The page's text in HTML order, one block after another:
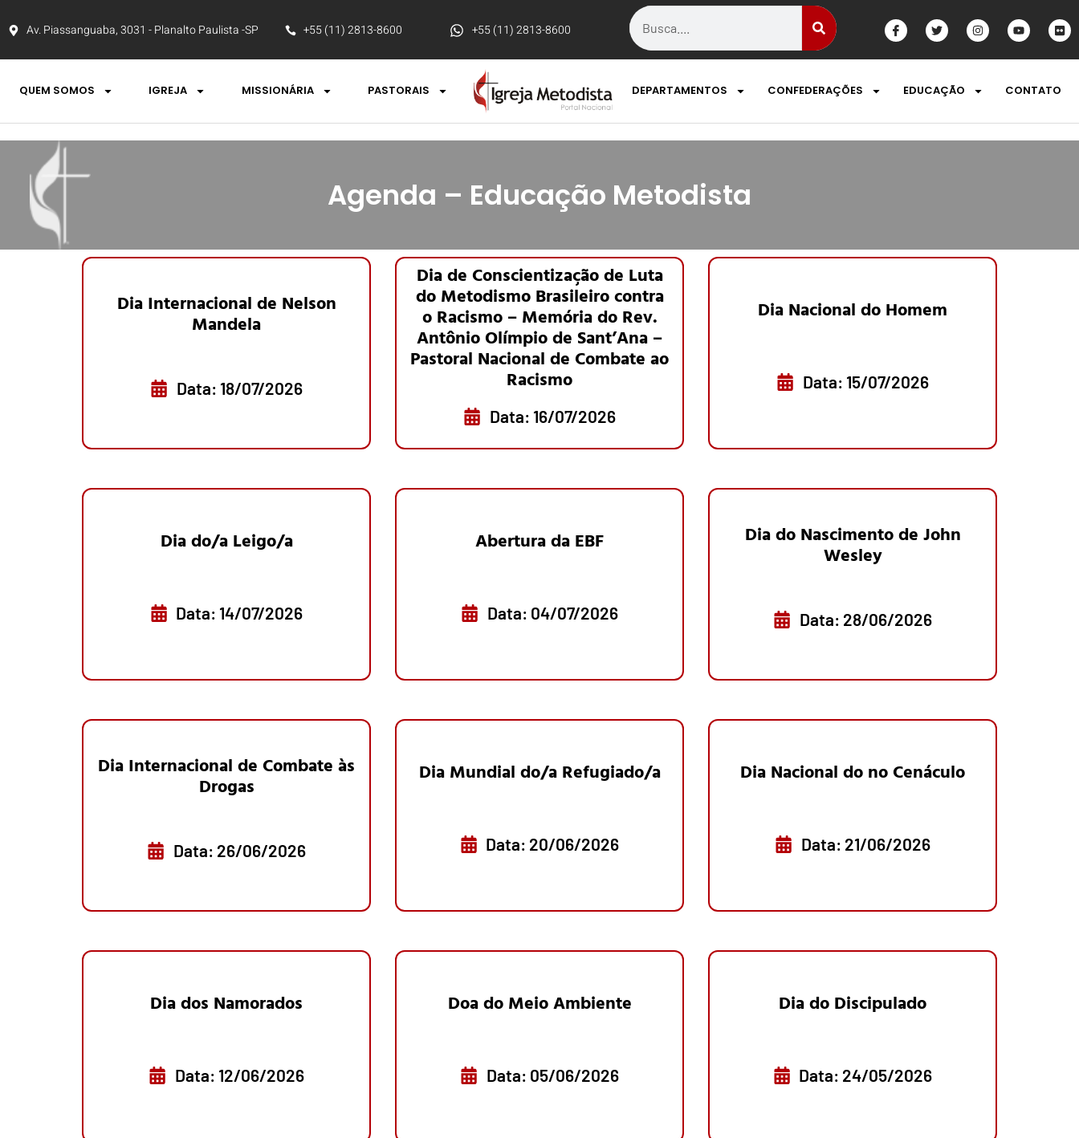
Av. Piassanguaba, 3031 - Planalto Paulista -SP +55 (11) 2813-8600 +55 (11) 2813-8600
QUEM SOMOS IGREJA MISSIONÁRIA PASTORAIS DEPARTAMENTOS CONFEDERAÇÕES EDUCAÇÃO CONTATO
Agenda – Educação Metodista
Dia Internacional de Nelson
Mandela
Data: 18/07/2026
Dia de Conscientização de Luta
do Metodismo Brasileiro contra
o Racismo – Memória do Rev.
Antônio Olímpio de Sant’Ana –
Pastoral Nacional de Combate ao
Racismo
Data: 16/07/2026
Dia Nacional do Homem
Data: 15/07/2026
Dia do/a Leigo/a
Data: 14/07/2026
Abertura da EBF
Data: 04/07/2026
Dia do Nascimento de John
Wesley
Data: 28/06/2026
Dia Internacional de Combate às
Drogas
Data: 26/06/2026
Dia Mundial do/a Refugiado/a
Data: 20/06/2026
Dia Nacional do no Cenáculo
Data: 21/06/2026
Dia dos Namorados
Data: 12/06/2026
Doa do Meio Ambiente
Data: 05/06/2026
Dia do Discipulado
Data: 24/05/2026